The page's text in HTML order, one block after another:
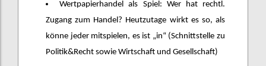
Wertpapierhandel als Spiel: Wer hat rechtl.
Zugang zum Handel? Heutzutage wirkt es so, als
könne jeder mitspielen, es ist „in“ (Schnittstelle zu
Politik&Recht sowie Wirtschaft und Gesellschaft)